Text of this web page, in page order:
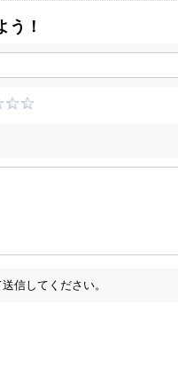
う！
信してください。